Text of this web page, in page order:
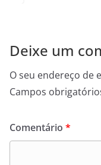
Deixe um
O seu endereço de
Campos
Comentário *